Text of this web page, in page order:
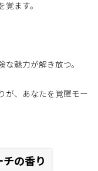
ます。
魅力が解き放つ。
が、あなたを覚醒モー
の香り